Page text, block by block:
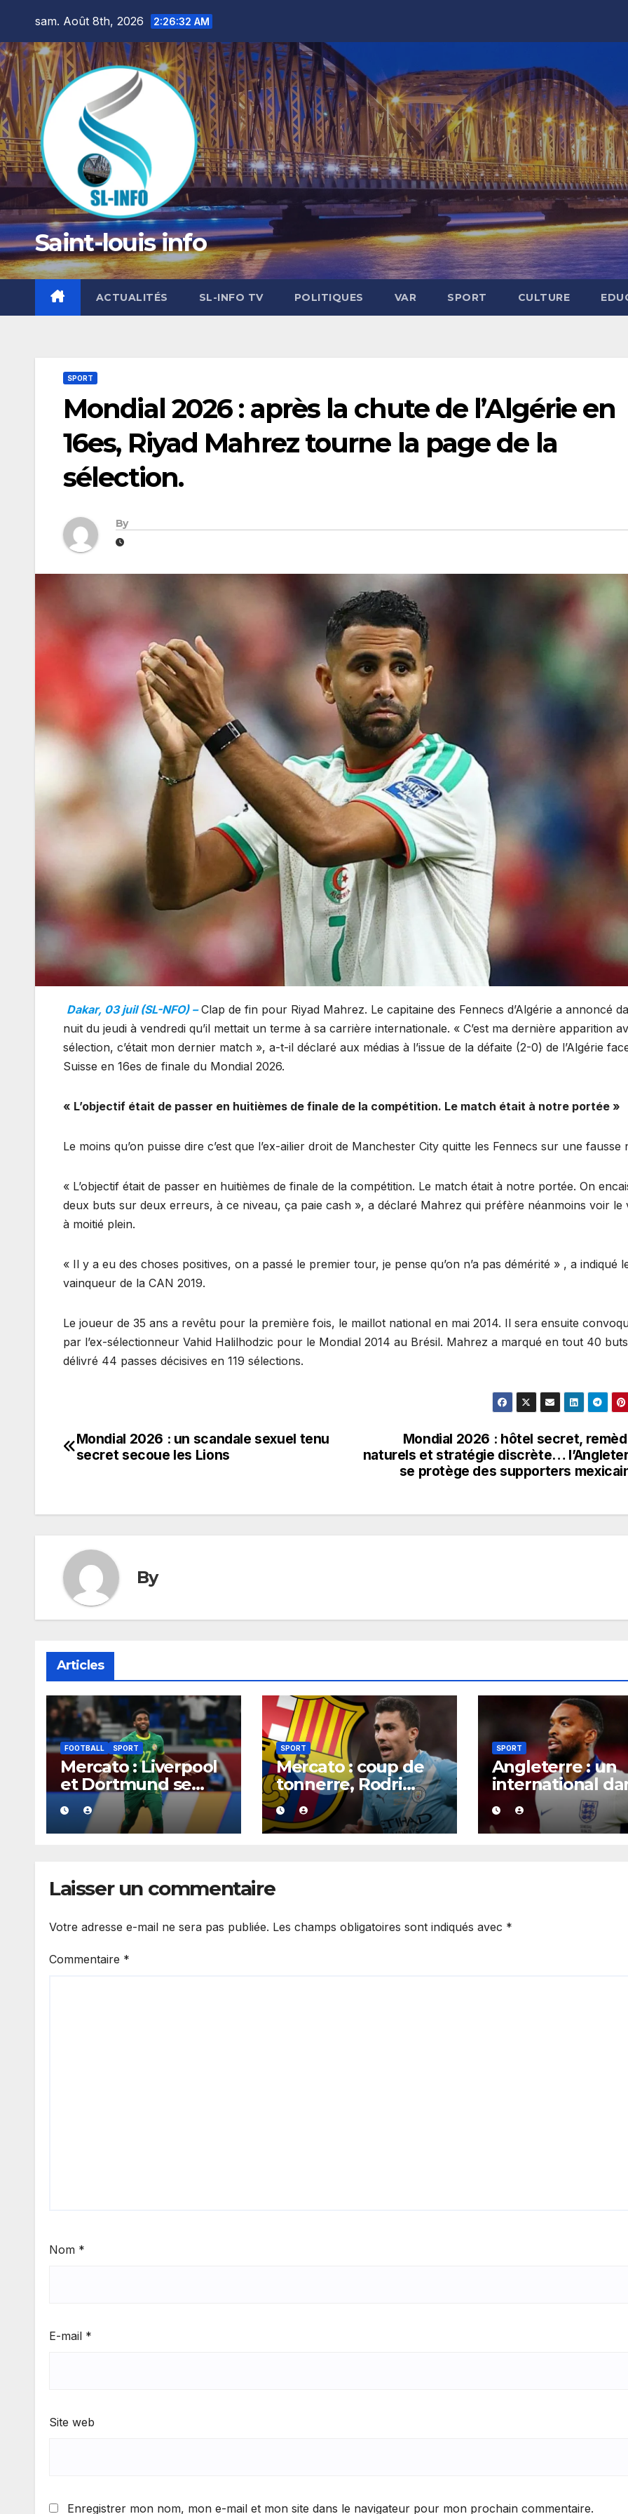
content
sam. Août 8th, 2026 2:26:34 AM
Saint-louis info
ACTUALITÉS SL-INFO TV POLITIQUES VAR SPORT CULTURE
SPORT
Mondial 2026 : après la chute de l’Algérie en
16es, Riyad Mahrez tourne la page de la
sélection.
By
Dakar, 03 juil (SL-NFO) – Clap de fin pour Riyad Mahrez. Le capitaine des Fennecs d’Algérie a annoncé
nuit du jeudi à vendredi qu’il mettait un terme à sa carrière internationale. « C’est ma dernière apparition
sélection, c’était mon dernier match », a-t-il déclaré aux médias à l’issue de la défaite (2-0) de l’Algérie
Suisse en 16es de finale du Mondial 2026.
« L’objectif était de passer en huitièmes de finale de la compétition. Le match était à notre portée »
Le moins qu’on puisse dire c’est que l’ex-ailier droit de Manchester City quitte les Fennecs sur une fausse
« L’objectif était de passer en huitièmes de finale de la compétition. Le match était à notre portée. On
deux buts sur deux erreurs, à ce niveau, ça paie cash », a déclaré Mahrez qui préfère néanmoins voir le
à moitié plein.
« Il y a eu des choses positives, on a passé le premier tour, je pense qu’on n’a pas démérité » , a indiqué
vainqueur de la CAN 2019.
Le joueur de 35 ans a revêtu pour la première fois, le maillot national en mai 2014. Il sera ensuite
par l’ex-sélectionneur Vahid Halilhodzic pour le Mondial 2014 au Brésil. Mahrez a marqué en tout 40
délivré 44 passes décisives en 119 sélections.
Navigation
Mondial 2026 : hôtel secret,
naturels et stratégie discrète…
se protège des supporters
Mondial 2026 : un scandale sexuel tenu
secret secoue les Lions
By
Articles
FOOTBALL SPORT
Mercato : Liverpool
et Dortmund se
positionnent en
favoris pour
recruter Ibrahim
SPORT
Mercato : coup de
tonnerre, Rodri
aurait trouvé un
accord XXL avec le
Barça pour un
SPORT
Angleterre : un
international
la tourmente,
poursuivi après
présumée
Laisser un commentaire
Votre adresse e-mail ne sera pas publiée. Les champs obligatoires sont indiqués avec *
Commentaire *
Nom *
E-mail *
Site web
Enregistrer mon nom, mon e-mail et mon site dans le navigateur pour mon prochain commentaire.